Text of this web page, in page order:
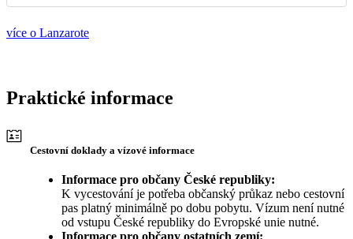
více o Lanzarote
Praktické informace
Cestovní doklady a vízové informace
Informace pro občany České republiky:
K vycestování je potřeba občanský průkaz nebo cestovní
pas platný minimálně po dobu pobytu. Vízum není nutné
od vstupu České republiky do Evropské unie nutné.